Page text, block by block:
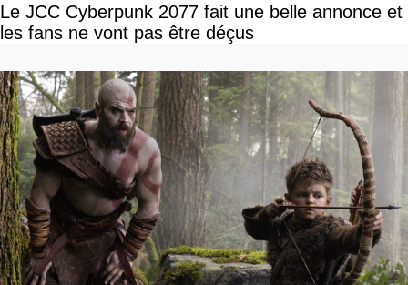
Le JCC Cyberpunk 2077 fait une belle annonce et
les fans ne vont pas être déçus